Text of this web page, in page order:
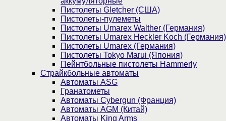
Пистолеты Gletcher (США)
Пистолеты-пулеметы
Пистолеты Umarex Walther (Германия)
Пистолеты Umarex Heckler Koch (Германия)
Пистолеты Umarex (Германия)
Пистолеты Tokyo Marui (Япония)
Пейнтбольные пистолеты Hammerly
Страйкбольные автоматы
Автоматы ASG
Гранатометы
Автоматы Cybergun (Франция)
Автоматы AGM (Китай)
Автоматы King Arms